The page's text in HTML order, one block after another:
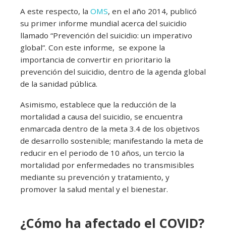
A este respecto, la OMS, en el año 2014, publicó
su primer informe mundial acerca del suicidio
llamado “Prevención del suicidio: un imperativo
global”. Con este informe, se expone la
importancia de convertir en prioritario la
prevención del suicidio, dentro de la agenda global
de la sanidad pública.
Asimismo, establece que la reducción de la
mortalidad a causa del suicidio, se encuentra
enmarcada dentro de la meta 3.4 de los objetivos
de desarrollo sostenible; manifestando la meta de
reducir en el periodo de 10 años, un tercio la
mortalidad por enfermedades no transmisibles
mediante su prevención y tratamiento, y
promover la salud mental y el bienestar.
¿Cómo ha afectado el COVID?